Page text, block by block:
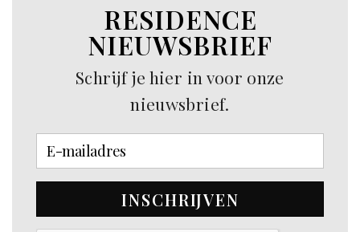
RESIDENCE
NIEUWSBRIEF
Schrijf je hier in voor onze
nieuwsbrief.
INSCHRIJVEN